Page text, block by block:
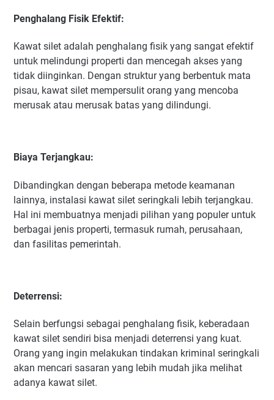
Penghalang Fisik Efektif:
Kawat silet adalah penghalang fisik yang sangat efektif
untuk melindungi properti dan mencegah akses yang
tidak diinginkan. Dengan struktur yang berbentuk mata
pisau, kawat silet mempersulit orang yang mencoba
merusak atau merusak batas yang dilindungi.
Biaya Terjangkau:
Dibandingkan dengan beberapa metode keamanan
lainnya, instalasi kawat silet seringkali lebih terjangkau.
Hal ini membuatnya menjadi pilihan yang populer untuk
berbagai jenis properti, termasuk rumah, perusahaan,
dan fasilitas pemerintah.
Deterrensi:
Selain berfungsi sebagai penghalang fisik, keberadaan
kawat silet sendiri bisa menjadi deterrensi yang kuat.
Orang yang ingin melakukan tindakan kriminal seringkali
akan mencari sasaran yang lebih mudah jika melihat
adanya kawat silet.